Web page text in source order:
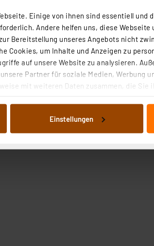
Einige von ihnen sind essentiell und
Andere helfen uns, diese Webseite
Bereitstellung unseres Angebots nicht
Cookies, um Inhalte und Anzeigen zu
auf unsere Website zu analysieren.
Partner für soziale Medien, Werbung
mit weiteren Daten zusammen, die Sie
dargestellten bzw. die von Ihnen
der einzelnen Cookies nach Zweck
des Widerrufs bleibt hiervon unberührt.
Daten in den USA. Ihre
Einstellungen
möglich
oder Leuchten komfortabel in
der App, nach der Erstellung
die universell anerkannten Verfahren
AV-TEST – der Techniker-Verband
„WENN/DANN-Prinzip“, um
und eine oder mehrere Aktionen
mit Access Point verwalten
um mehr als aktuell 120